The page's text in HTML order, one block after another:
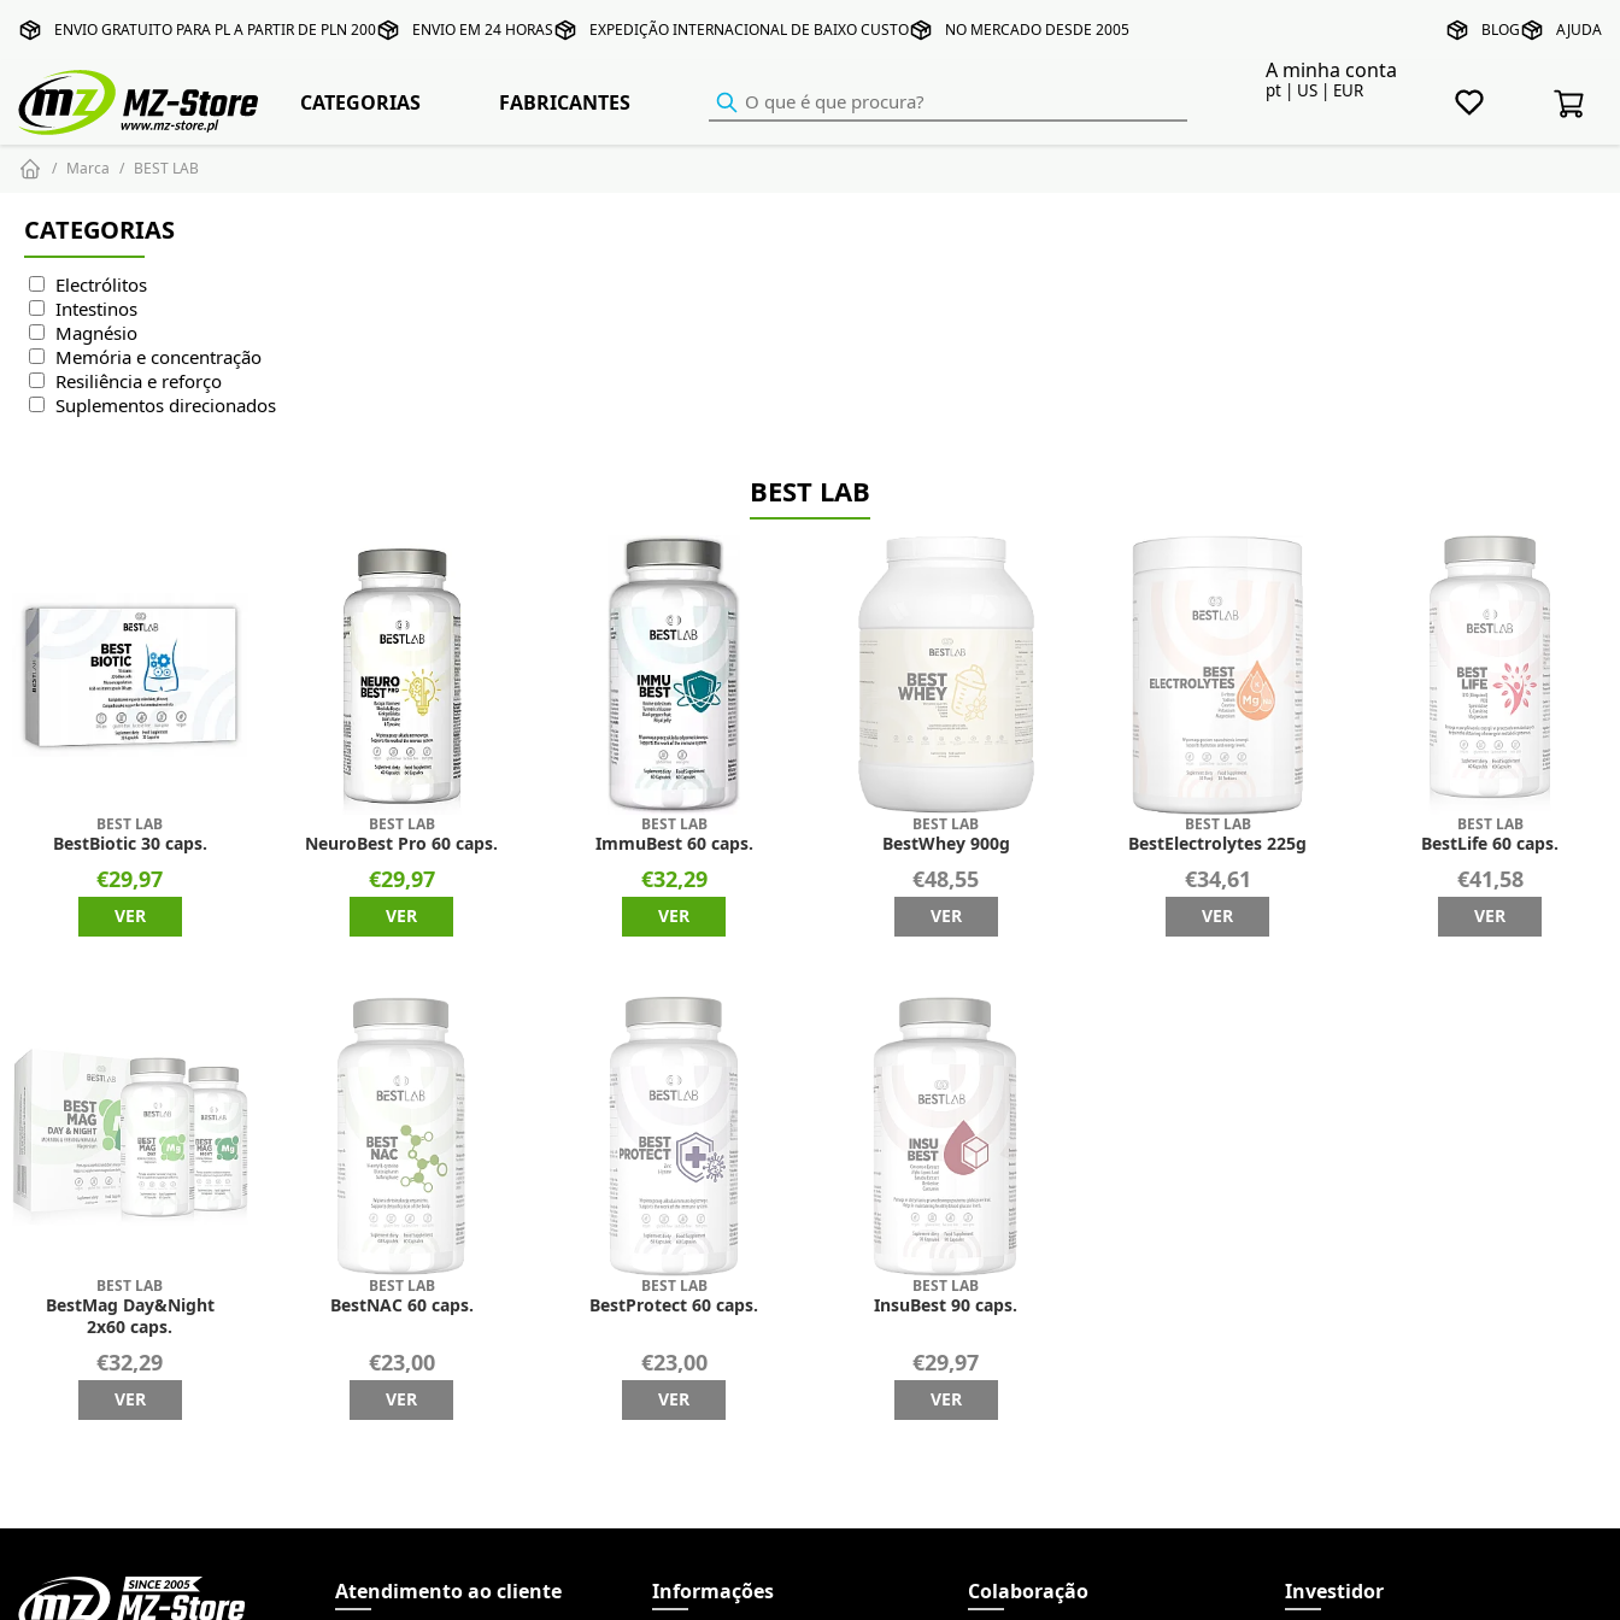
ENVIO GRATUITO PARA PL A PARTIR DE PLN 200 ENVIO EM 24 HORAS EXPEDIÇÃO INTERNACIONAL DE BAIXO CUSTO NO MERCADO DESDE 2005 BLOG AJUDA
A minha conta
pt | US | EUR
CATEGORIAS FABRICANTES
Marca BEST LAB
CATEGORIAS
Electrólitos
Intestinos
Magnésio
Memória e concentração
Resiliência e reforço
Suplementos direcionados
BEST LAB
BEST LAB
BestBiotic 30 caps.
€29,97
VER
BEST LAB
NeuroBest Pro 60 caps.
€29,97
VER
BEST LAB
ImmuBest 60 caps.
€32,29
VER
BEST LAB
BestWhey 900g
€48,55
VER
BEST LAB
BestElectrolytes 225g
€34,61
VER
BEST LAB
BestLife 60 caps.
€41,58
VER
BEST LAB
BestMag Day&Night
2x60 caps.
€32,29
VER
BEST LAB
BestNAC 60 caps.
€23,00
VER
BEST LAB
BestProtect 60 caps.
€23,00
VER
BEST LAB
InsuBest 90 caps.
€29,97
VER
Atendimento ao cliente Informações Colaboração Investidor